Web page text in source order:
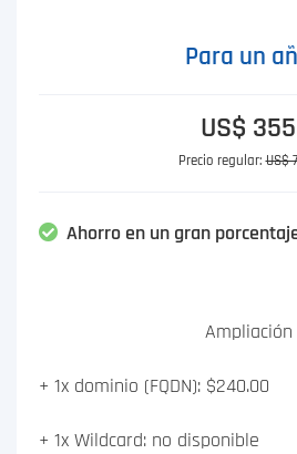
Para un
US$ 355
Precio regular:US$
Ahorro en un gran
Ampliación
+ 1x dominio (FQDN): $240.00
+ 1x Wildcard: no disponible